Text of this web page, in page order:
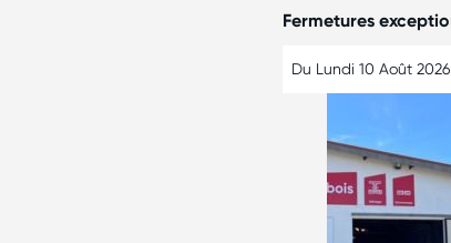
Fermetures
Du Lundi 10 Août